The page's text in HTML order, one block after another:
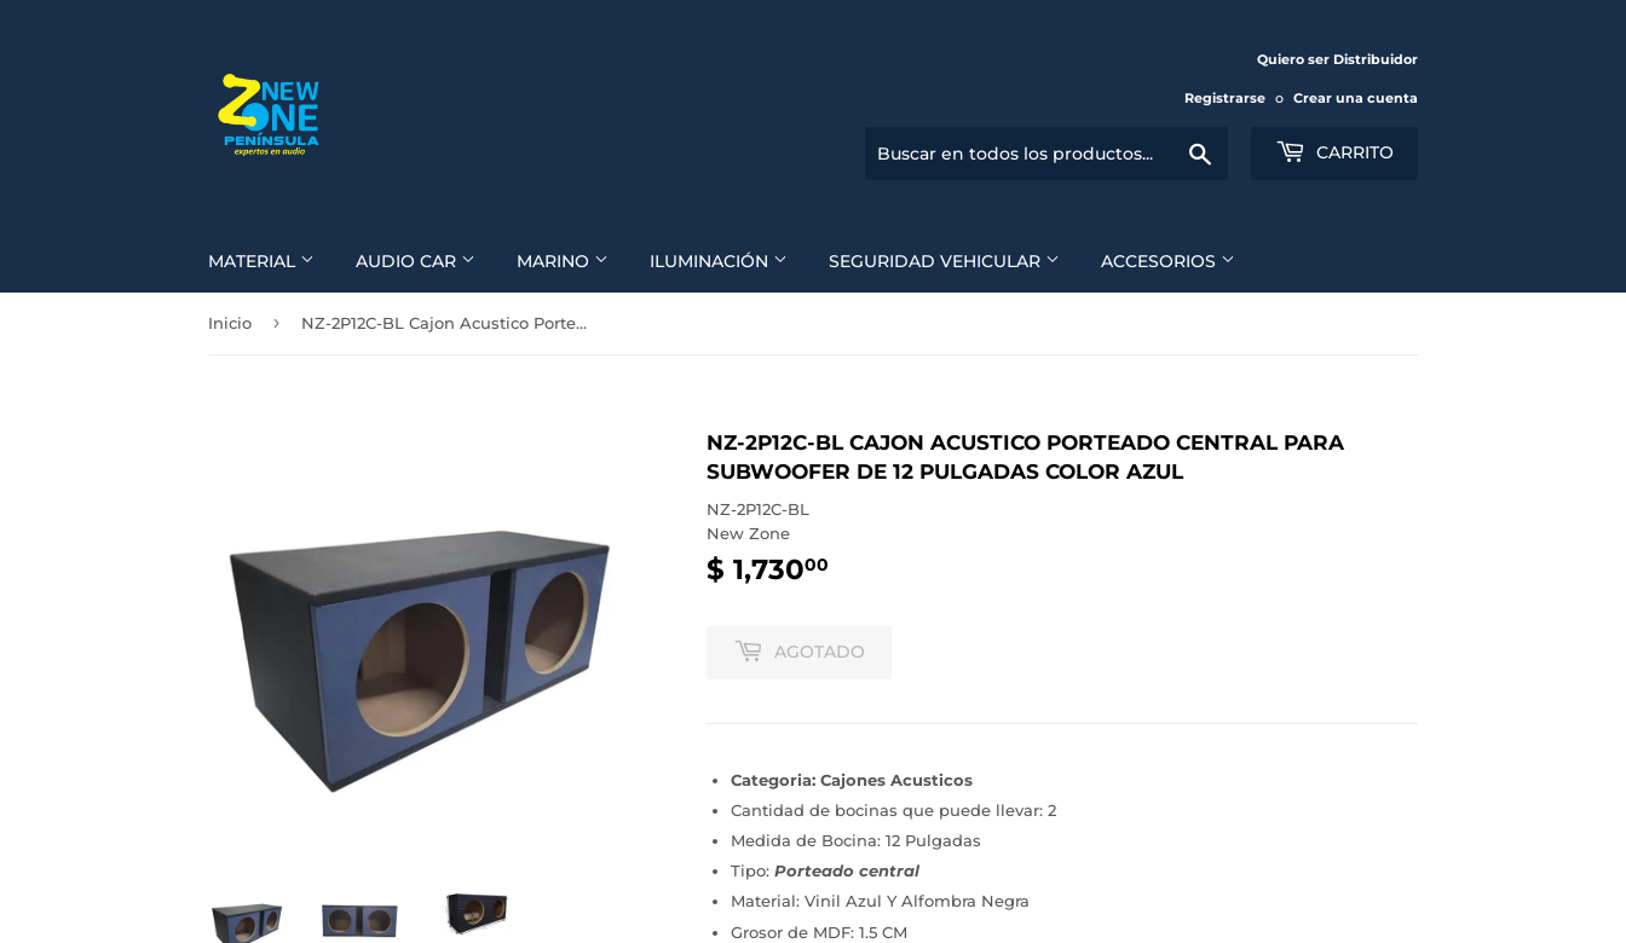
Quiero ser Distribuidor
Registrarse o Crear una cuenta
CARRITO
MATERIAL AUDIO CAR MARINO ILUMINACIÓN SEGURIDAD VEHICULAR ACCESORIOS
Inicio › NZ-2P12C-BL Cajon Acustico Porteado Central Para Subwoofer de 12 Pulgadas Color Azul
NZ-2P12C-BL CAJON ACUSTICO PORTEADO CENTRAL PARA
SUBWOOFER DE 12 PULGADAS COLOR AZUL
NZ-2P12C-BL
New Zone
$ 1,73000
AGOTADO
Categoria: Cajones Acusticos
Cantidad de bocinas que puede llevar: 2
Medida de Bocina: 12 Pulgadas
Tipo: Porteado central
Material: Vinil Azul Y Alfombra Negra
Grosor de MDF: 1.5 CM